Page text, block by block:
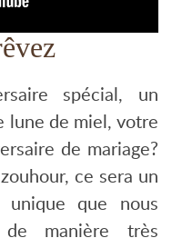
spécial, un
lune de miel, votre
de mariage?
ce sera un
unique que nous
de manière très